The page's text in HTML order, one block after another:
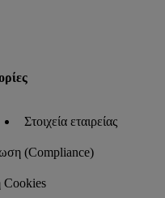
Στοιχεία εταιρείας
(Compliance)
Cookies